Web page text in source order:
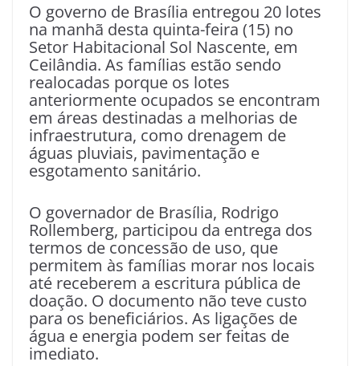
O governo de Brasília entregou 20 lotes
na manhã desta quinta-feira (15) no
Setor Habitacional Sol Nascente, em
Ceilândia. As famílias estão sendo
realocadas porque os lotes
anteriormente ocupados se encontram
em áreas destinadas a melhorias de
infraestrutura, como drenagem de
águas pluviais, pavimentação e
esgotamento sanitário.
O governador de Brasília, Rodrigo
Rollemberg, participou da entrega dos
termos de concessão de uso, que
permitem às famílias morar nos locais
até receberem a escritura pública de
doação. O documento não teve custo
para os beneficiários. As ligações de
água e energia podem ser feitas de
imediato.